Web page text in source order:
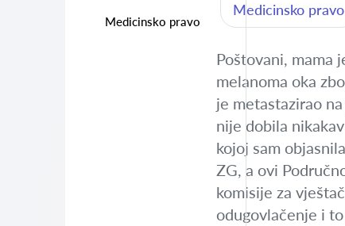
Medicinsko pravo
Medicinsko pravo
Poštovani, mama
melanoma oka
je metastazirao
nije dobila
kojoj sam
ZG, a ovi
komisije za
odugovlačenje i